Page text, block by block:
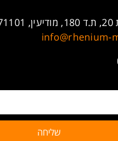
info@rhenium-
שליחה